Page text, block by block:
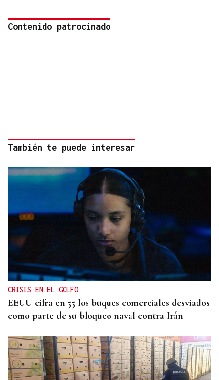
Contenido patrocinado
También te puede interesar
CRISIS EN EL GOLFO
EEUU cifra en 55 los buques comerciales desviados
como parte de su bloqueo naval contra Irán